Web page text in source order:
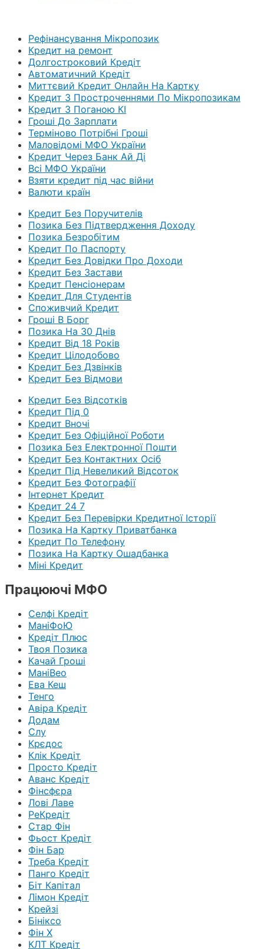
Рефінансування Мікропозик
Кредит на ремонт
Долгостроковий Кредіт
Автоматичний Кредіт
Миттєвий Кредит Онлайн На Картку
Кредит З Простроченнями По Мікропозикам
Кредит З Поганою КІ
Гроші До Зарплати
Терміново Потрібні Гроші
Маловідомі МФО України
Кредит Через Банк Ай Ді
Всі МФО України
Взяти кредит під час війни
Валюти країн
Кредит Без Поручителів
Позика Без Підтвердження Доходу
Позика Безробітим
Кредит По Паспорту
Кредит Без Довідки Про Доходи
Кредит Без Застави
Кредит Пенсіонерам
Кредит Для Студентів
Споживчий Кредит
Гроші В Борг
Позика На 30 Днів
Кредит Від 18 Років
Кредит Цілодобово
Кредит Без Дзвінків
Кредит Без Відмови
Кредит Без Відсотків
Кредит Під 0
Кредит Вночі
Кредит Без Офіційної Роботи
Позика Без Електронної Пошти
Кредит Без Контактних Осіб
Кредит Під Невеликий Відсоток
Кредит Без Фотографії
Інтернет Кредит
Кредит 24 7
Кредит Без Перевірки Кредитної Історії
Позика На Картку Приватбанка
Кредит По Телефону
Позика На Картку Ошадбанка
Міні Кредит
Працюючі МФО
Селфі Кредіт
МаніФоЮ
Кредіт Плюс
Твоя Позика
Качай Гроші
МаніВео
Ева Кеш
Тенго
Авіра Кредіт
Додам
Слу
Крєдос
Клік Кредіт
Просто Кредіт
Аванс Кредіт
Фінсфєра
Лові Лаве
РеКредіт
Стар Фін
Фьост Кредіт
Фін Бар
Треба Кредіт
Панго Кредіт
Біт Капітал
Лімон Кредіт
Крейзі
Бініксо
Фін Х
КЛТ Кредіт